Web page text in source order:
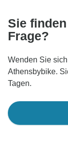
Sie
Frage?
Wenden Sie
Athensbybike.
Tagen.